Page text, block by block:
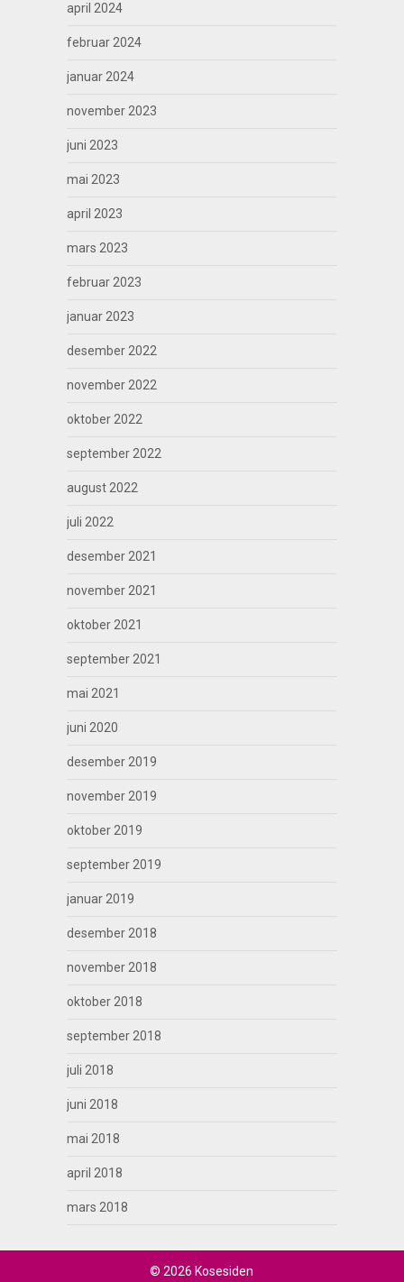
april 2024
februar 2024
januar 2024
november 2023
juni 2023
mai 2023
april 2023
mars 2023
februar 2023
januar 2023
desember 2022
november 2022
oktober 2022
september 2022
august 2022
juli 2022
desember 2021
november 2021
oktober 2021
september 2021
mai 2021
juni 2020
desember 2019
november 2019
oktober 2019
september 2019
januar 2019
desember 2018
november 2018
oktober 2018
september 2018
juli 2018
juni 2018
mai 2018
april 2018
mars 2018
© 2026 Kosesiden